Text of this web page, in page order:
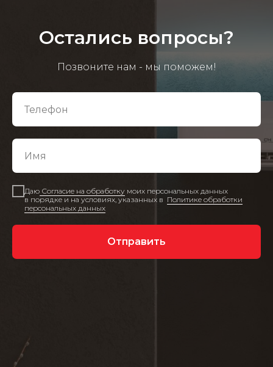
Остались вопросы?
Позвоните нам - мы поможем!
Даю Согласие на обработку моих персональных данных
в порядке и на условиях, указанных в Политике обработки
персональных данных
Отправить